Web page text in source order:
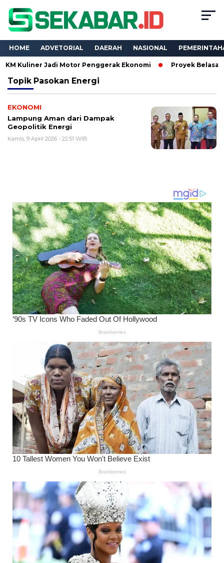
HOME ADVETORIAL DAERAH NASIONAL
Jadi Motor Penggerak Ekonomi Proyek Belasan Miliar
Topik Pasokan Energi
EKONOMI
Lampung Aman dari Dampak
Geopolitik Energi
Kamis, 9 April 2026 - 22:51 WIB